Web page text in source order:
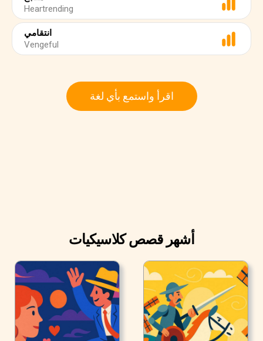
Heartrending
انتقامي
Vengeful
اقرأ واستمع بأي لغة
أشهر قصص كلاسيكيات